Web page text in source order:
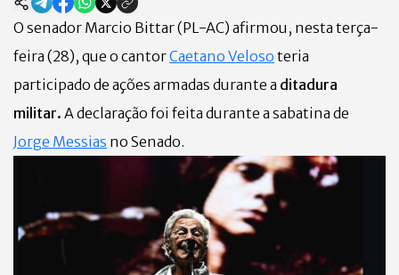
O senador Marcio Bittar (PL-AC) afirmou, nesta terça-
feira (28), que o cantorCaetano Veloso teria
participado de ações armadas durante a ditadura
militar. A declaração foi feita durante a sabatina de
Jorge Messias no Senado.